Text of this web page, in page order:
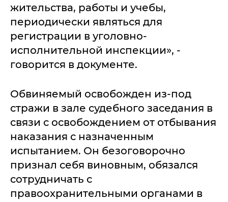
жительства, работы и учебы,
периодически являться для
регистрации в уголовно-
исполнительной инспекции», -
говорится в документе.
Обвиняемый освобожден из-под
стражи в зале судебного заседания в
связи с освобождением от отбывания
наказания с назначенным
испытанием. Он безоговорочно
признал себя виновным, обязался
сотрудничать с
правоохранительными органами в